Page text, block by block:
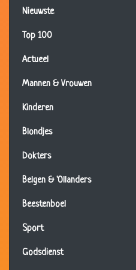
Nieuwste
Top 100
Actueel
Mannen & Vrouwen
Kinderen
Blondjes
Dokters
Belgen & 'Ollanders
Beestenboel
Sport
Godsdienst